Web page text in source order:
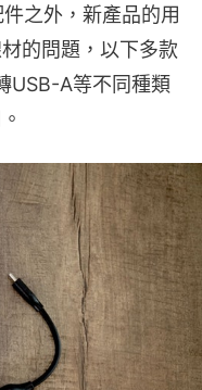
之外，新產品的用
的問題，以下多款
USB-A等不同種類